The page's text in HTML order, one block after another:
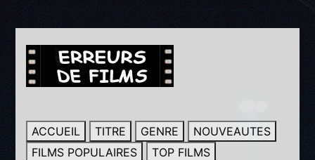
ACCUEIL TITRE GENRE
NOUVEAUTES
FILMS POPULAIRES
TOP FILMS